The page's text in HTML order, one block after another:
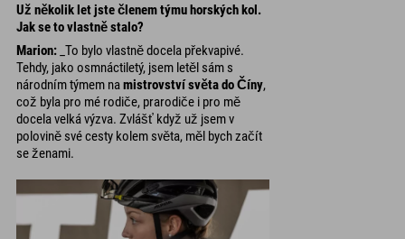
Už několik let jste členem týmu horských kol.
Jak se to vlastně stalo?
Marion: _To bylo vlastně docela překvapivé.
Tehdy, jako osmnáctiletý, jsem letěl sám s
národním týmem namistrovství světa do Číny,
což byla pro mé rodiče, prarodiče i pro mě
docela velká výzva. Zvlášť když už jsem v
polovině své cesty kolem světa, měl bych začít
se ženami.